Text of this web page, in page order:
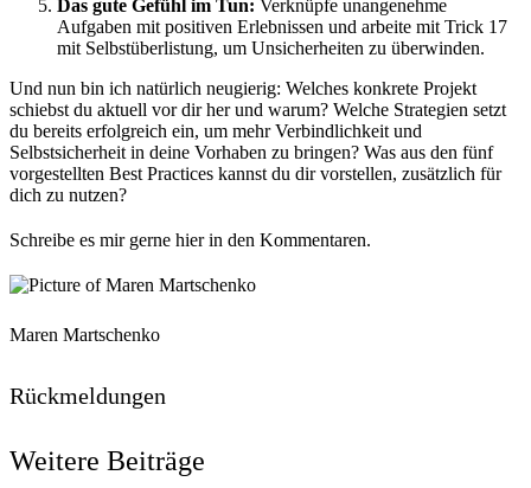
Das gute Gefühl im Tun: Verknüpfe unangenehme
Aufgaben mit positiven Erlebnissen und arbeite mit Trick 17
mit Selbstüberlistung, um Unsicherheiten zu überwinden.
Und nun bin ich natürlich neugierig: Welches konkrete Projekt
schiebst du aktuell vor dir her und warum? Welche Strategien setzt
du bereits erfolgreich ein, um mehr Verbindlichkeit und
Selbstsicherheit in deine Vorhaben zu bringen? Was aus den fünf
vorgestellten Best Practices kannst du dir vorstellen, zusätzlich für
dich zu nutzen?
Schreibe es mir gerne hier in den Kommentaren.
Maren Martschenko
Rückmeldungen
Weitere Beiträge